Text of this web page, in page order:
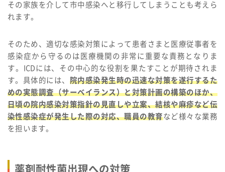
その家族を介して市中感染へと移行してしまうことも考えら
れます。
そのため、適切な感染対策によって患者さまと医療従事者を
感染症から守るのは医療機関の非常に重要な責務となりま
す。ICDには、その中心的な役割を果たすことが期待されま
す。具体的には、 院内感染発生時の迅速な対策を遂行するた
めの実態調査（サーベイランス）と対策計画の構築のほか、
日頃の院内感染対策指針の見直しや立案、結核や麻疹など伝
染性感染症が発生した際の対応、職員の教育など様々な業務
を担います。
薬剤耐性菌出現への対策